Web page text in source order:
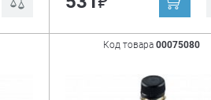
Код товара00075080